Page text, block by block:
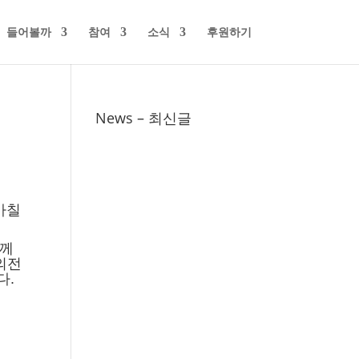
들어볼까 참여 소식 후원하기
칠
전
.
News – 최신글